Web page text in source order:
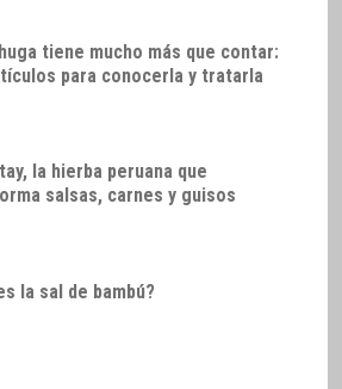
tiene mucho más que contar:
para conocerla y tratarla
la hierba peruana que
salsas, carnes y guisos
la sal de bambú?